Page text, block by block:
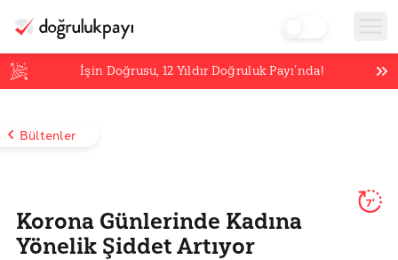
İşin Doğrusu,12 Yıldır Doğruluk Payı’nda!
Bültenler
Korona Günlerinde Kadına
Yönelik Şiddet Artıyor
7'